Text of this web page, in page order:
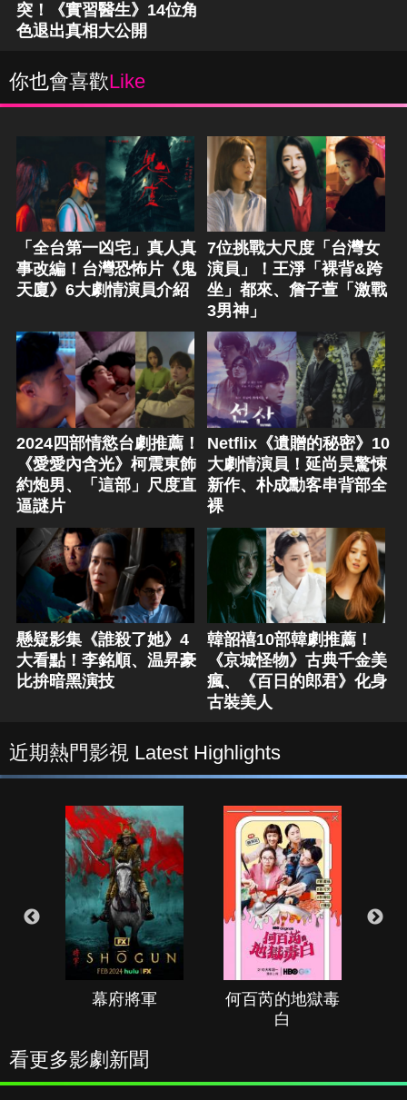
突！《實習醫生》14位角
色退出真相大公開
你也會喜歡Like
「全台第一凶宅」真人真
事改編！台灣恐怖片《鬼
天廈》6大劇情演員介紹
7位挑戰大尺度「台灣女
演員」！王淨「裸背&跨
坐」都來、詹子萱「激戰
3男神」
2024四部情慾台劇推薦！
《愛愛內含光》柯震東飾
約炮男、「這部」尺度直
逼謎片
Netflix《遺贈的秘密》10
大劇情演員！延尚昊驚悚
新作、朴成勳客串背部全
裸
懸疑影集《誰殺了她》4
大看點！李銘順、温昇豪
比拚暗黑演技
韓韶禧10部韓劇推薦！
《京城怪物》古典千金美
瘋、《百日的郎君》化身
古裝美人
近期熱門影視 Latest Highlights
幕府將軍
何百芮的地獄毒
白
看更多影劇新聞